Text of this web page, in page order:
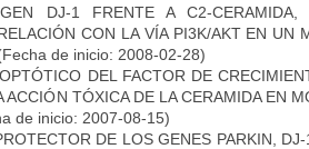
DJ-1 FRENTE A C2-CERAMIDA,
CON LA VÍA PI3K/AKT EN UN
de inicio: 2008-02-28)
DEL FACTOR DE
TÓXICA DE LA CERAMIDA EN
de inicio: 2007-08-15)
DE LOS GENES PARKIN,